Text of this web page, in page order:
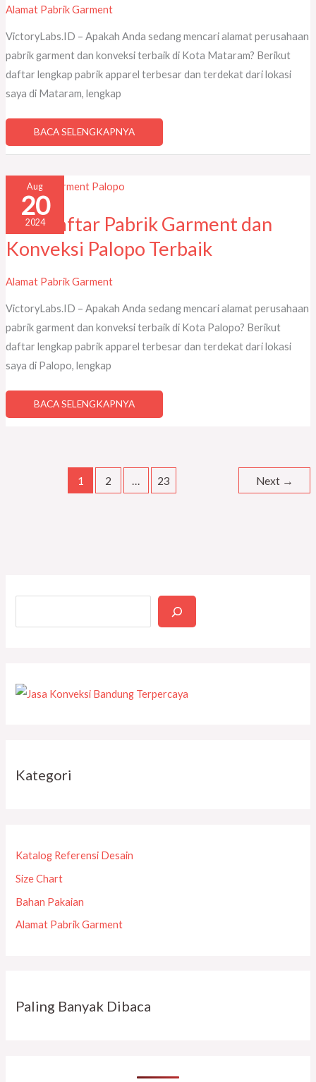
Alamat Pabrik Garment
VictoryLabs.ID – Apakah Anda sedang mencari alamat perusahaan
pabrik garment dan konveksi terbaik di Kota Mataram? Berikut
daftar lengkap pabrik apparel terbesar dan terdekat dari lokasi
saya di Mataram, lengkap
BACA SELENGKAPNYA
Aug
20
2024
126 Daftar Pabrik Garment dan
Konveksi Palopo Terbaik
Alamat Pabrik Garment
VictoryLabs.ID – Apakah Anda sedang mencari alamat perusahaan
pabrik garment dan konveksi terbaik di Kota Palopo? Berikut
daftar lengkap pabrik apparel terbesar dan terdekat dari lokasi
saya di Palopo, lengkap
126
DAFTAR
PABRIK
GARMENT
DAN
KONVEKSI
PALOPO
TERBAIK
BACA SELENGKAPNYA
1 2 … 23 Next →
Kategori
Katalog Referensi Desain
Size Chart
Bahan Pakaian
Alamat Pabrik Garment
Paling Banyak Dibaca